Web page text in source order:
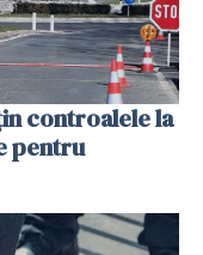
controalele la
pentru